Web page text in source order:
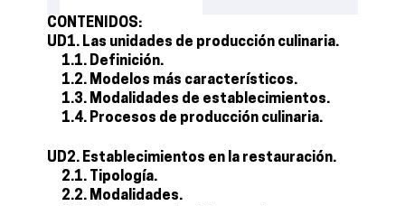
CONTENIDOS:
UD1. Las unidades de producción culinaria.
1.1. Definición.
1.2. Modelos más característicos.
1.3. Modalidades de establecimientos.
1.4. Procesos de producción culinaria.
UD2. Establecimientos en la restauración.
2.1. Tipología.
2.2. Modalidades.